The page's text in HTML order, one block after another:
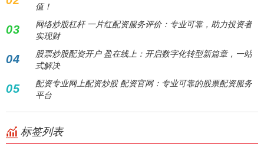
值！
03
网络炒股杠杆 一片红配资服务评价：专业可靠，助力投资者
实现财
04
股票炒股配资开户 盈在线上：开启数字化转型新篇章，一站
式解决
05
配资专业网上配资炒股 配资官网：专业可靠的股票配资服务
平台
标签列表